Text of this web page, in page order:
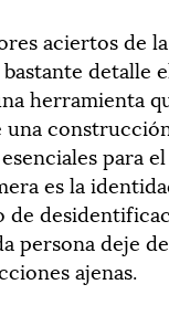
aciertos de
detalle
herramienta
una
esenciales para
es la
de
persona deje
ajenas.